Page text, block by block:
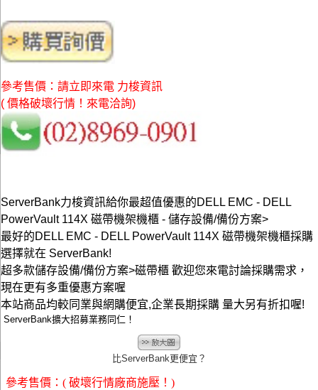
參考售價：請立即來電 力梭資訊
( 價格破壞行情！來電洽詢)
ServerBank力梭資訊給你最超值優惠的DELL EMC - DELL
PowerVault 114X 磁帶機架機櫃 - 儲存設備/備份方案>
最好的DELL EMC - DELL PowerVault 114X 磁帶機架機櫃採購
選擇就在 ServerBank!
超多款儲存設備/備份方案>磁帶櫃 歡迎您來電討論採購需求，
現在更有多重優惠方案喔
本站商品均較同業與網購便宜,企業長期採購 量大另有折扣喔!
ServerBank擴大招募業務同仁！
比ServerBank更便宜？
參考售價：( 破壞行情廠商施壓！)